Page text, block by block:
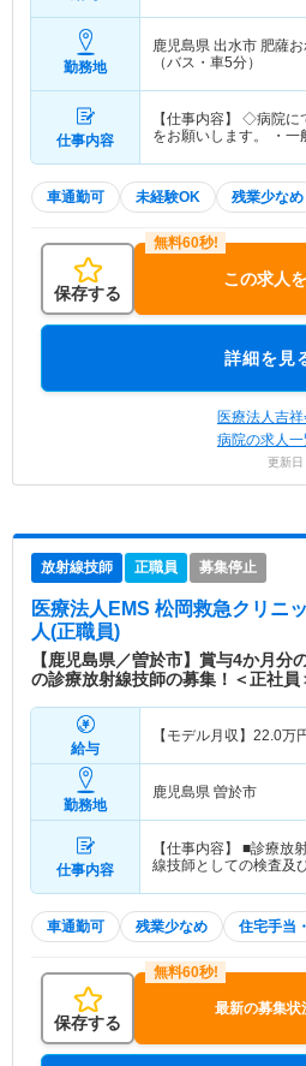
勤務地
鹿児島県 出水市 肥薩お
（バス・車5分）
仕事内容
【仕事内容】 ◇病院
をお願いします。 ・
車通勤可 未経験OK 残業少なめ
保存する
この求人
詳細を見
医療法人吉
病院の求人
更新
放射線技師 正職員 募集停止
医療法人EMS 松岡救急クリニ
人(正職員)
【鹿児島県／曽於市】賞与4か月
の診療放射線技師の募集！＜正社員
給与
【モデル月収】 22.0万
勤務地
鹿児島県 曽於市
仕事内容
【仕事内容】 ■診療放
線技師としての検査及
車通勤可 残業少なめ 住宅手当
保存する
最新の募集状